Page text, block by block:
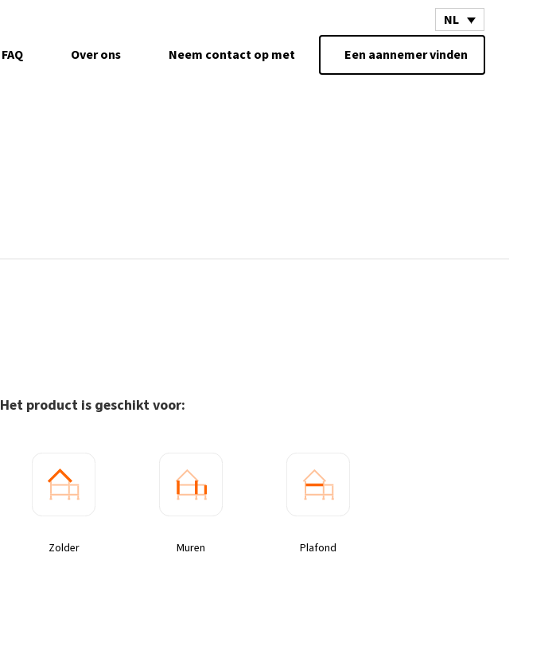
NL
FAQ Over ons Neem contact op met Een aannemer vinden
Het product is geschikt voor:
Zolder Muren Plafond